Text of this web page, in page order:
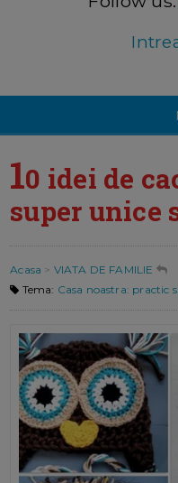
10 idei de
super unice
Acasa > VIATA DE FAMILIE
Tema: Casa noastra: practic